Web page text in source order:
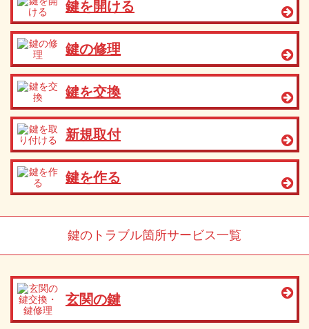
鍵を開ける
鍵の修理
鍵を交換
新規取付
鍵を作る
鍵のトラブル箇所サービス一覧
玄関の鍵